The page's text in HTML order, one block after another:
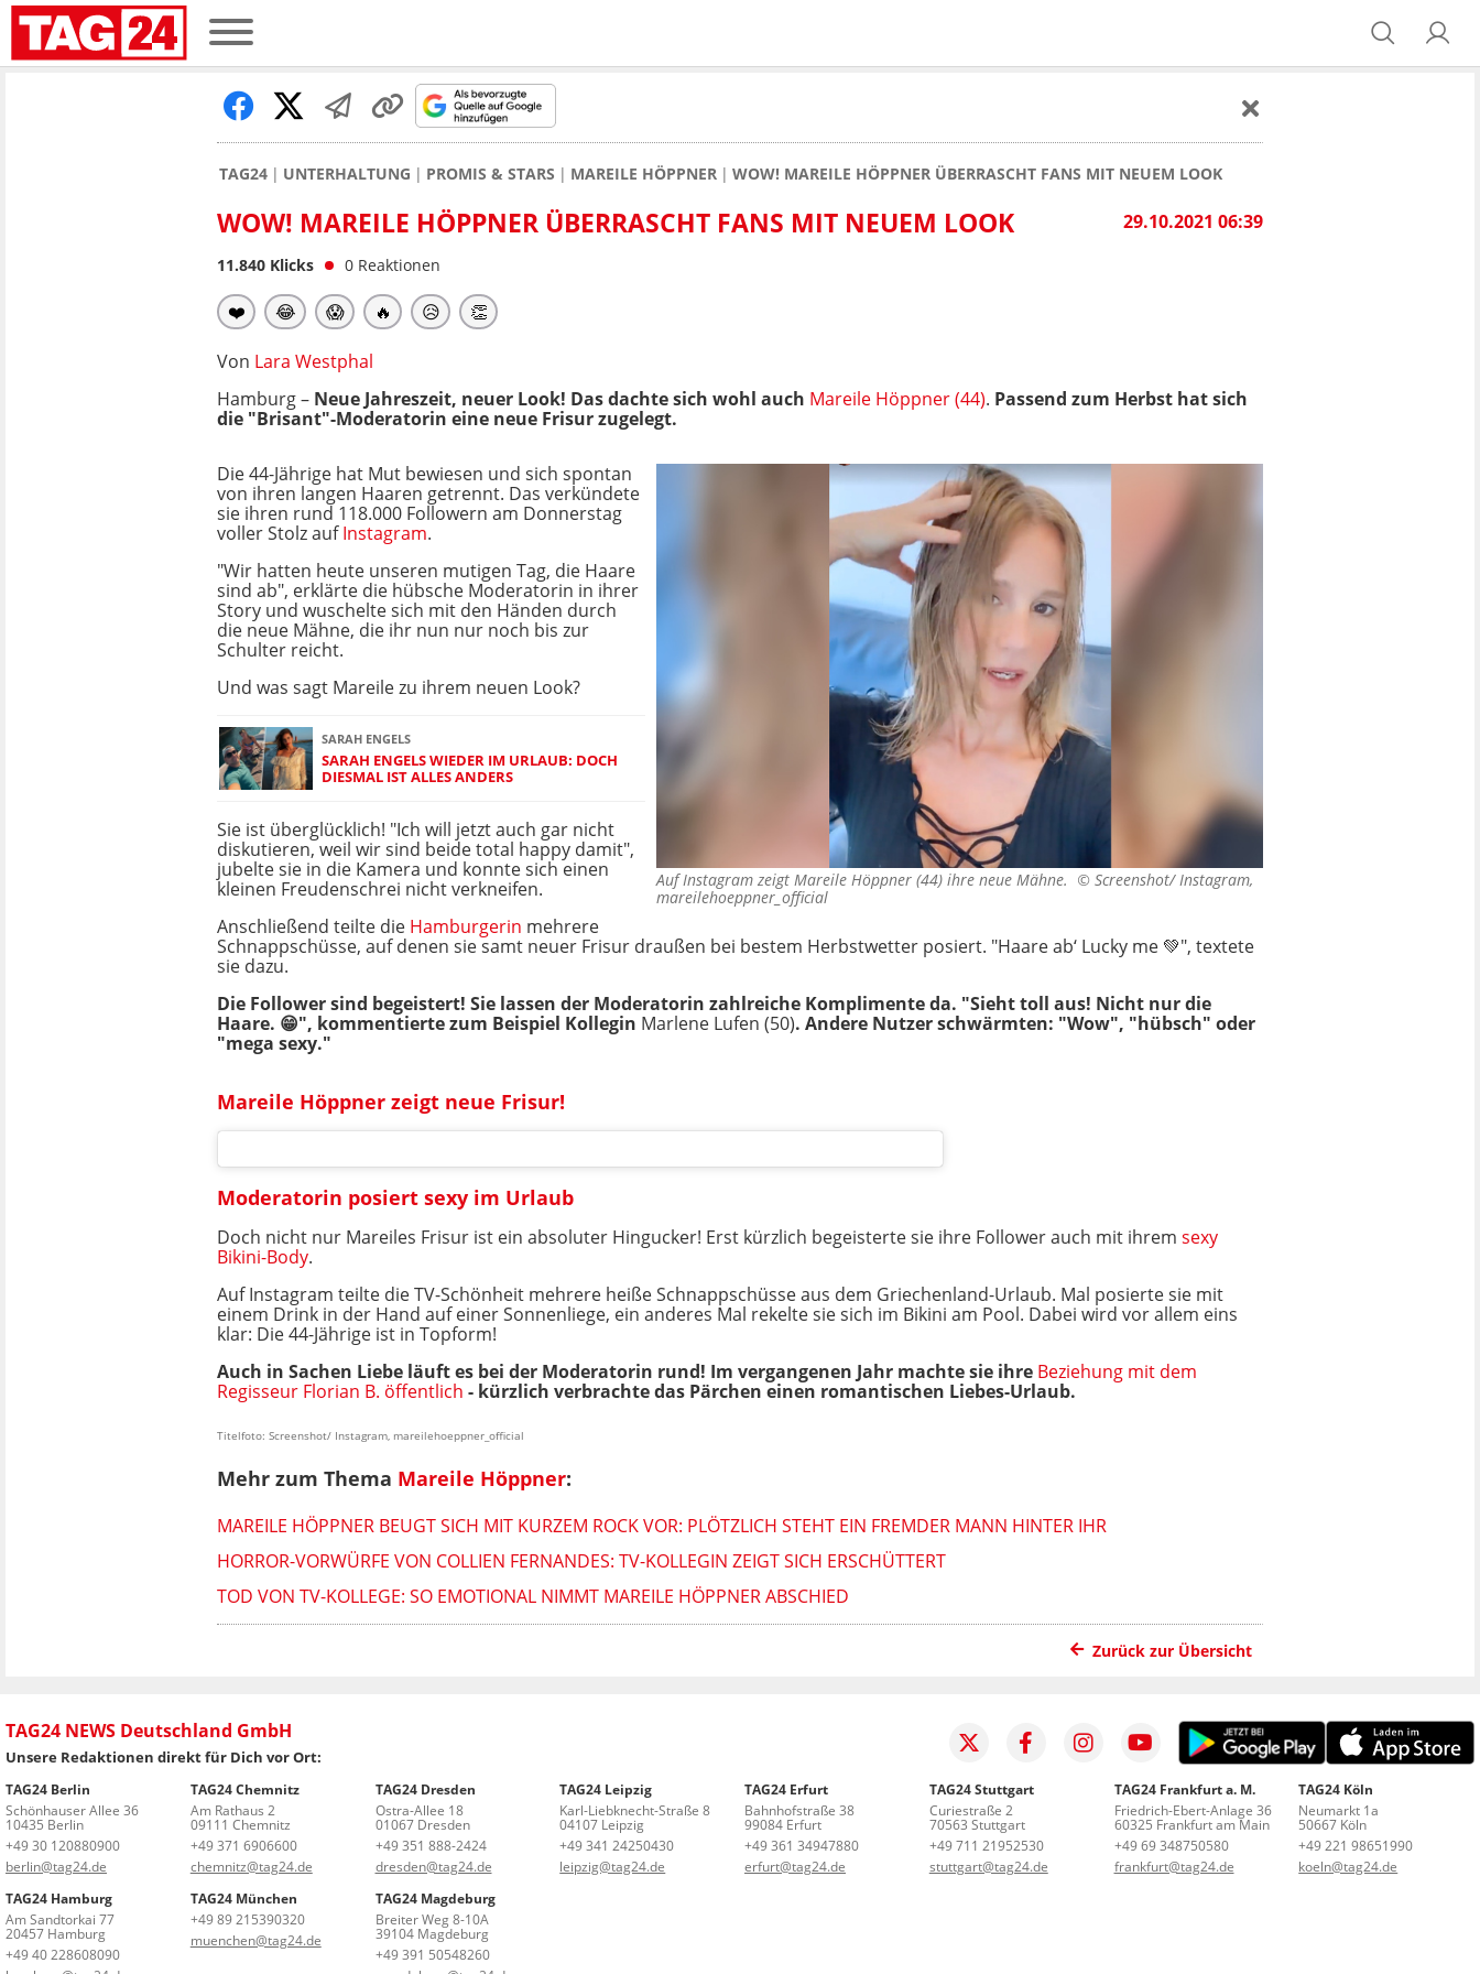
TAG24 UNTERHALTUNG PROMIS & STARS MAREILE HÖPPNER WOW! MAREILE HÖPPNER ÜBERRASCHT FANS MIT NEUEM LOOK
29.10.2021 06:39
WOW! MAREILE HÖPPNER ÜBERRASCHT FANS MIT NEUEM LOOK
11.840 Klicks 0 Reaktionen
❤️ 😂 😱 🔥 😥 👏
Von Lara Westphal
Hamburg – Neue Jahreszeit, neuer Look! Das dachte sich wohl auch Mareile Höppner (44). Passend zum Herbst hat sich
die "Brisant"-Moderatorin eine neue Frisur zugelegt.
Auf Instagram zeigt Mareile Höppner (44) ihre neue Mähne. © Screenshot/ Instagram,
mareilehoeppner_official
Die 44-Jährige hat Mut bewiesen und sich spontan
von ihren langen Haaren getrennt. Das verkündete
sie ihren rund 118.000 Followern am Donnerstag
voller Stolz aufInstagram.
"Wir hatten heute unseren mutigen Tag, die Haare
sind ab", erklärte die hübsche Moderatorin in ihrer
Story und wuschelte sich mit den Händen durch
die neue Mähne, die ihr nun nur noch bis zur
Schulter reicht.
Und was sagt Mareile zu ihrem neuen Look?
SARAH ENGELS
SARAH ENGELS WIEDER IM URLAUB: DOCH
DIESMAL IST ALLES ANDERS
Sie ist überglücklich! "Ich will jetzt auch gar nicht
diskutieren, weil wir sind beide total happy damit",
jubelte sie in die Kamera und konnte sich einen
kleinen Freudenschrei nicht verkneifen.
Anschließend teilte die Hamburgerin mehrere
Schnappschüsse, auf denen sie samt neuer Frisur draußen bei bestem Herbstwetter posiert. "Haare ab‘ Lucky me 💚", textete
sie dazu.
Die Follower sind begeistert! Sie lassen der Moderatorin zahlreiche Komplimente da. "Sieht toll aus! Nicht nur die
Haare. 😁", kommentierte zum Beispiel Kollegin Marlene Lufen (50). Andere Nutzer schwärmten: "Wow", "hübsch" oder
"mega sexy."
Mareile Höppner zeigt neue Frisur!
Moderatorin posiert sexy im Urlaub
Doch nicht nur Mareiles Frisur ist ein absoluter Hingucker! Erst kürzlich begeisterte sie ihre Follower auch mit ihrem sexy
Bikini-Body.
Auf Instagram teilte die TV-Schönheit mehrere heiße Schnappschüsse aus dem Griechenland-Urlaub. Mal posierte sie mit
einem Drink in der Hand auf einer Sonnenliege, ein anderes Mal rekelte sie sich im Bikini am Pool. Dabei wird vor allem eins
klar: Die 44-Jährige ist in Topform!
Auch in Sachen Liebe läuft es bei der Moderatorin rund! Im vergangenen Jahr machte sie ihre Beziehung mit dem
Regisseur Florian B. öffentlich - kürzlich verbrachte das Pärchen einen romantischen Liebes-Urlaub.
Titelfoto: Screenshot/ Instagram, mareilehoeppner_official
Mehr zum Thema Mareile Höppner:
MAREILE HÖPPNER BEUGT SICH MIT KURZEM ROCK VOR: PLÖTZLICH STEHT EIN FREMDER MANN HINTER IHR
HORROR-VORWÜRFE VON COLLIEN FERNANDES: TV-KOLLEGIN ZEIGT SICH ERSCHÜTTERT
TOD VON TV-KOLLEGE: SO EMOTIONAL NIMMT MAREILE HÖPPNER ABSCHIED
Zurück zur Übersicht
TAG24 NEWS Deutschland GmbH
Unsere Redaktionen direkt für Dich vor Ort:
TAG24 Berlin
Schönhauser Allee 36
10435 Berlin
+49 30 120880900
berlin@tag24.de
TAG24 Chemnitz
Am Rathaus 2
09111 Chemnitz
+49 371 6906600
chemnitz@tag24.de
TAG24 Dresden
Ostra-Allee 18
01067 Dresden
+49 351 888-2424
dresden@tag24.de
TAG24 Leipzig
Karl-Liebknecht-Straße 8
04107 Leipzig
+49 341 24250430
leipzig@tag24.de
TAG24 Erfurt
Bahnhofstraße 38
99084 Erfurt
+49 361 34947880
erfurt@tag24.de
TAG24 Stuttgart
Curiestraße 2
70563 Stuttgart
+49 711 21952530
stuttgart@tag24.de
TAG24 Frankfurt a. M.
Friedrich-Ebert-Anlage 36
60325 Frankfurt am Main
+49 69 348750580
frankfurt@tag24.de
TAG24 Köln
Neumarkt 1a
50667 Köln
+49 221 98651990
koeln@tag24.de
TAG24 Hamburg
Am Sandtorkai 77
20457 Hamburg
+49 40 228608090
TAG24 München
+49 89 215390320
muenchen@tag24.de
TAG24 Magdeburg
Breiter Weg 8-10A
39104 Magdeburg
+49 391 50548260